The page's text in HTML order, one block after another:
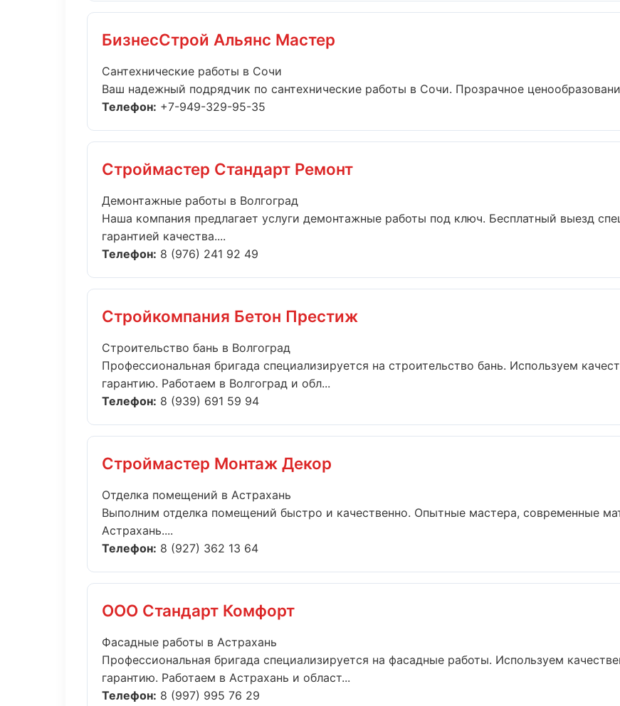
БизнесСтрой Альянс Мастер
Сантехнические работы в Сочи
Ваш надежный подрядчик по сантехнические работы в Сочи. Прозрачное
Телефон: +7-949-329-95-35
Строймастер Стандарт Ремонт
Демонтажные работы в Волгоград
Наша компания предлагает услуги демонтажные работы под ключ. Бесплатный выезд
гарантией качества....
Телефон: 8 (976) 241 92 49
Стройкомпания Бетон Престиж
Строительство бань в Волгоград
Профессиональная бригада специализируется на строительство бань. Используем
гарантию. Работаем в Волгоград и обл...
Телефон: 8 (939) 691 59 94
Строймастер Монтаж Декор
Отделка помещений в Астрахань
Выполним отделка помещений быстро и качественно. Опытные мастера, современные
Астрахань....
Телефон: 8 (927) 362 13 64
ООО Стандарт Комфорт
Фасадные работы в Астрахань
Профессиональная бригада специализируется на фасадные работы. Используем
гарантию. Работаем в Астрахань и област...
Телефон: 8 (997) 995 76 29